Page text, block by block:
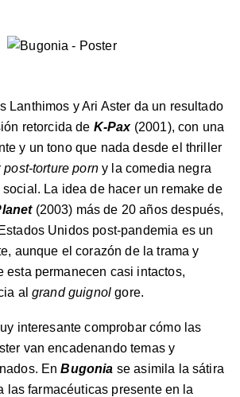
Lanthimos y Ari Aster da un resultado
retorcida de K-Pax(2001), con una
y un tono que nada desde el thriller
post-torture porny la comedia negra
La idea de hacer un remake de
(2003) más de 20 años después,
Unidos post-pandemia es un
aunque el corazón de la trama y
esta permanecen casi intactos,
algrand guignol gore.
interesante comprobar cómo las
van encadenando temas y
EnBugonia se asimila la sátira
las farmacéuticas presente en la